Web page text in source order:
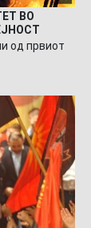
ВО
од првиот